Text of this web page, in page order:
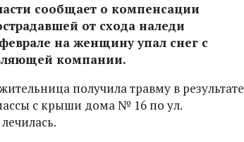
сообщает о компенсации
от схода наледи
на женщину упал снег с
компании.
получила травму в результате
с крыши дома № 16 по ул.